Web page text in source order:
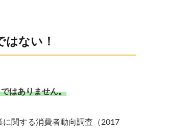
ない！
はありません。
に関する消費者動向調査（2017